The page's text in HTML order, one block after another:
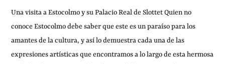
Una visita a Estocolmo y su Palacio Real de Slottet Quien no
conoce Estocolmo debe saber que este es un paraíso para los
amantes de la cultura, y así lo demuestra cada una de las
expresiones artísticas que encontramos a lo largo de esta hermosa